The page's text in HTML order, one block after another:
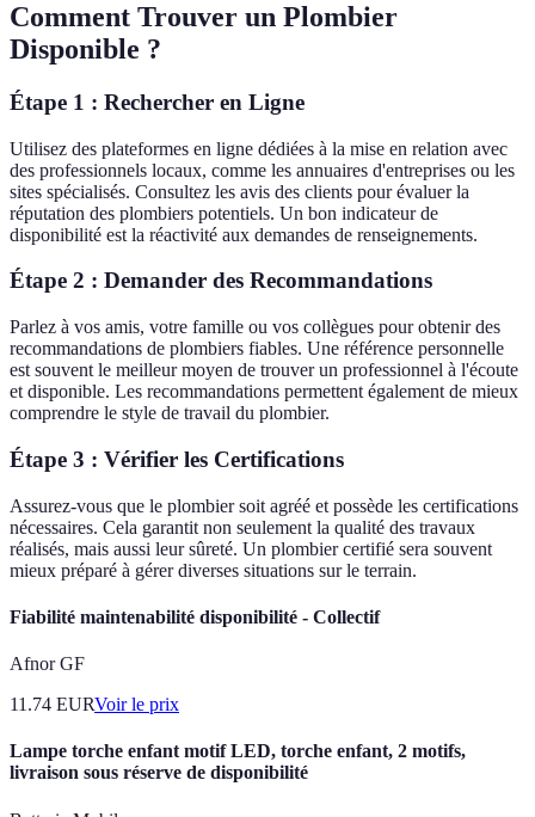
Comment Trouver un Plombier
Disponible ?
Étape 1 : Rechercher en Ligne
Utilisez des plateformes en ligne dédiées à la mise en relation avec
des professionnels locaux, comme les annuaires d'entreprises ou les
sites spécialisés. Consultez les avis des clients pour évaluer la
réputation des plombiers potentiels. Un bon indicateur de
disponibilité est la réactivité aux demandes de renseignements.
Étape 2 : Demander des Recommandations
Parlez à vos amis, votre famille ou vos collègues pour obtenir des
recommandations de plombiers fiables. Une référence personnelle
est souvent le meilleur moyen de trouver un professionnel à l'écoute
et disponible. Les recommandations permettent également de mieux
comprendre le style de travail du plombier.
Étape 3 : Vérifier les Certifications
Assurez-vous que le plombier soit agréé et possède les certifications
nécessaires. Cela garantit non seulement la qualité des travaux
réalisés, mais aussi leur sûreté. Un plombier certifié sera souvent
mieux préparé à gérer diverses situations sur le terrain.
Fiabilité maintenabilité disponibilité - Collectif
Afnor GF
11.74 EURVoir le prix
Lampe torche enfant motif LED, torche enfant, 2 motifs,
livraison sous réserve de disponibilité